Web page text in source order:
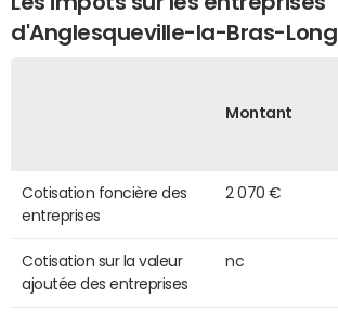
d'Anglesqueville-la-Bras-Long
Montant
Cotisation foncière des
entreprises
2 070 €
Cotisation sur la valeur
ajoutée des entreprises
nc